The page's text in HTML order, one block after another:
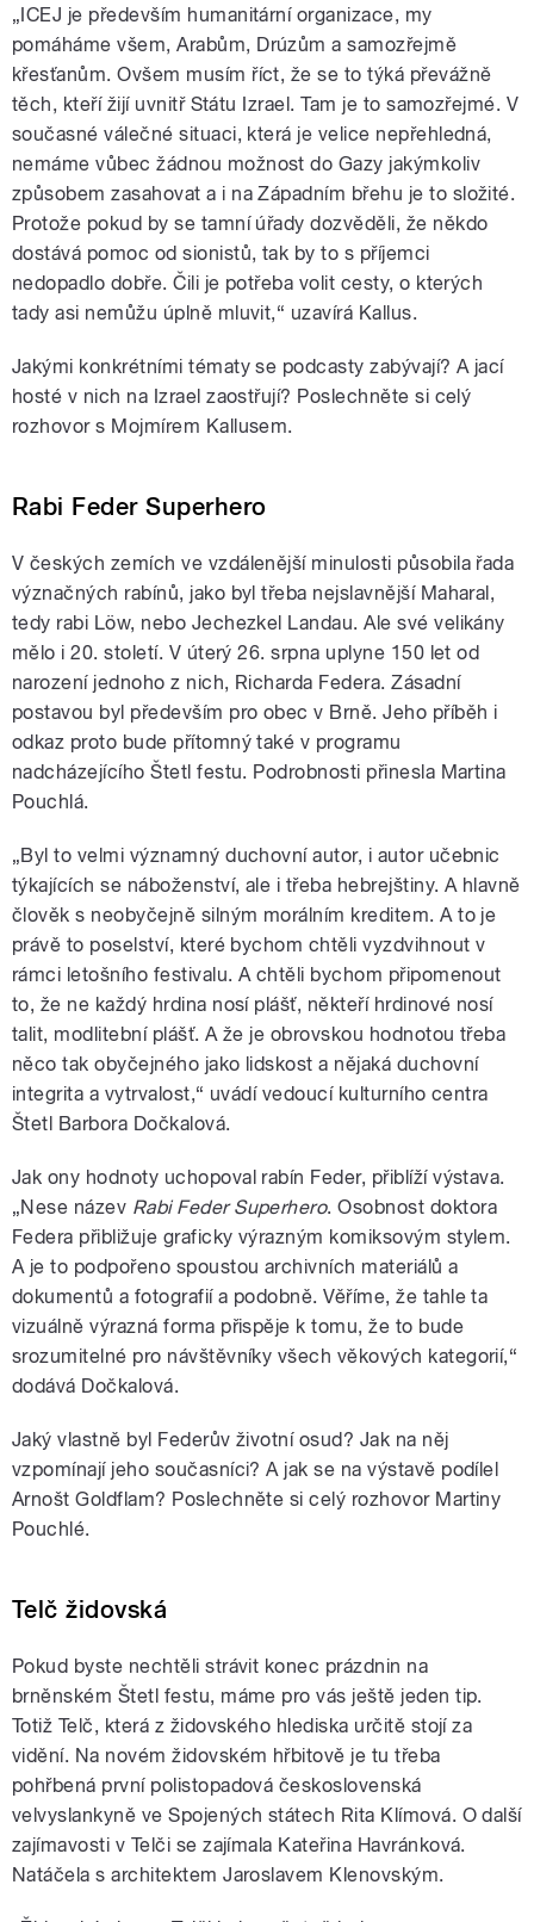
„ICEJ je především humanitární organizace, my
pomáháme všem, Arabům, Drúzům a samozřejmě
křesťanům. Ovšem musím říct, že se to týká převážně
těch, kteří žijí uvnitř Státu Izrael. Tam je to samozřejmé. V
současné válečné situaci, která je velice nepřehledná,
nemáme vůbec žádnou možnost do Gazy jakýmkoliv
způsobem zasahovat a i na Západním břehu je to složité.
Protože pokud by se tamní úřady dozvěděli, že někdo
dostává pomoc od sionistů, tak by to s příjemci
nedopadlo dobře. Čili je potřeba volit cesty, o kterých
tady asi nemůžu úplně mluvit,“ uzavírá Kallus.
Jakými konkrétními tématy se podcasty zabývají? A jací
hosté v nich na Izrael zaostřují? Poslechněte si celý
rozhovor s Mojmírem Kallusem.
Rabi Feder Superhero
V českých zemích ve vzdálenější minulosti působila řada
význačných rabínů, jako byl třeba nejslavnější Maharal,
tedy rabi Löw, nebo Jechezkel Landau. Ale své velikány
mělo i 20. století. V úterý 26. srpna uplyne 150 let od
narození jednoho z nich, Richarda Federa. Zásadní
postavou byl především pro obec v Brně. Jeho příběh i
odkaz proto bude přítomný také v programu
nadcházejícího Štetl festu. Podrobnosti přinesla Martina
Pouchlá.
„Byl to velmi významný duchovní autor, i autor učebnic
týkajících se náboženství, ale i třeba hebrejštiny. A hlavně
člověk s neobyčejně silným morálním kreditem. A to je
právě to poselství, které bychom chtěli vyzdvihnout v
rámci letošního festivalu. A chtěli bychom připomenout
to, že ne každý hrdina nosí plášť, někteří hrdinové nosí
talit, modlitební plášť. A že je obrovskou hodnotou třeba
něco tak obyčejného jako lidskost a nějaká duchovní
integrita a vytrvalost,“ uvádí vedoucí kulturního centra
Štetl Barbora Dočkalová.
Jak ony hodnoty uchopoval rabín Feder, přiblíží výstava.
„Nese název Rabi Feder Superhero. Osobnost doktora
Federa přibližuje graficky výrazným komiksovým stylem.
A je to podpořeno spoustou archivních materiálů a
dokumentů a fotografií a podobně. Věříme, že tahle ta
vizuálně výrazná forma přispěje k tomu, že to bude
srozumitelné pro návštěvníky všech věkových kategorií,“
dodává Dočkalová.
Jaký vlastně byl Federův životní osud? Jak na něj
vzpomínají jeho současníci? A jak se na výstavě podílel
Arnošt Goldflam? Poslechněte si celý rozhovor Martiny
Pouchlé.
Telč židovská
Pokud byste nechtěli strávit konec prázdnin na
brněnském Štetl festu, máme pro vás ještě jeden tip.
Totiž Telč, která z židovského hlediska určitě stojí za
vidění. Na novém židovském hřbitově je tu třeba
pohřbená první polistopadová československá
velvyslankyně ve Spojených státech Rita Klímová. O další
zajímavosti v Telči se zajímala Kateřina Havránková.
Natáčela s architektem Jaroslavem Klenovským.